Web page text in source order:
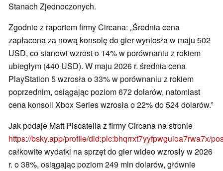
Stanach Zjednoczonych.
Zgodnie z raportem firmy Circana: „Średnia cena
zapłacona za nową konsolę do gier wyniosła w maju 502
USD, co stanowi wzrost o 14% w porównaniu z rokiem
ubiegłym (440 USD). W maju 2026 r. średnia cena
PlayStation 5 wzrosła o 33% w porównaniu z rokiem
poprzednim, osiągając poziom 672 dolarów, natomiast
cena konsoli Xbox Series wzrosła o 22% do 524 dolarów.”
Jak podaje Matt Piscatella z firmy Circana na stronie
https://bsky.app/profile/did:plc:bhqrrxt7yyfpwguioa7rwa7x/
całkowite wydatki na sprzęt do gier wideo wzrosły w 2026
r. o 38%, osiągając poziom 249 mln dolarów, głównie